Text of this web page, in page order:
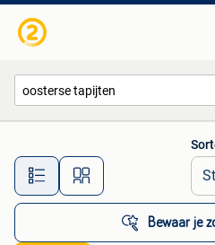
Alle
Bewaar je